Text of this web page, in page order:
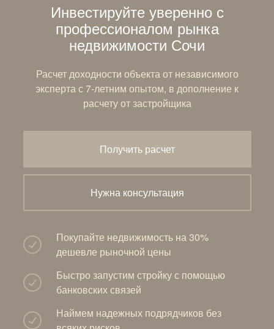
Расчет доходности объекта от независимого
эксперта с 7-летним опытом, в дополнение к
расчету от застройщика
Инвестируйте уверенно с
профессионалом рынка
недвижимости Сочи
Нужна консультация
Получить расчет
Покупайте недвижимость на 30%
дешевле рыночной цены
Наймем надежных подрядчиков без
Быстро запустим стройку с помощью
банковских связей